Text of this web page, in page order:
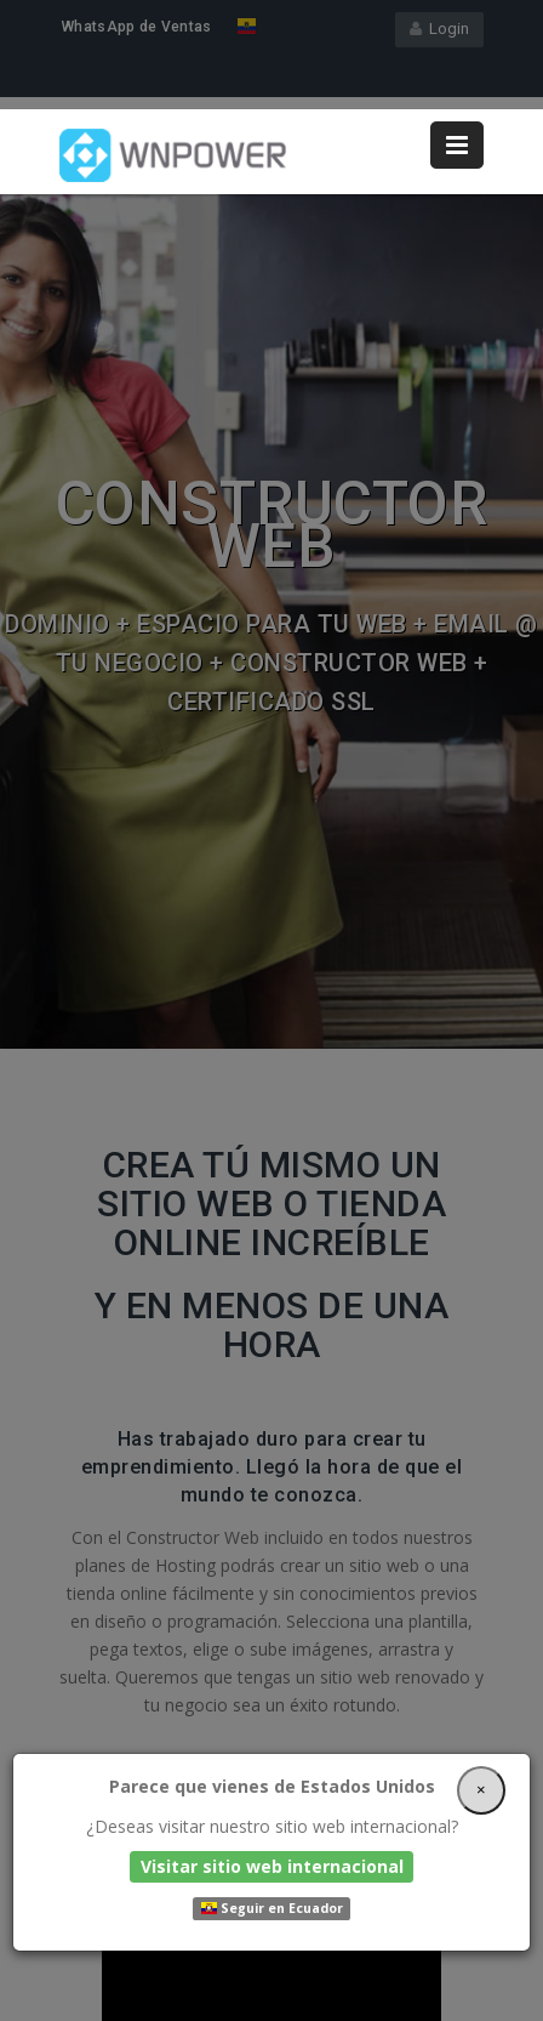
Login
WhatsApp de Ventas
CONSTRUCTOR
WEB
DOMINIO + ESPACIO PARA TU WEB + EMAIL @
TU NEGOCIO + CONSTRUCTOR WEB +
CERTIFICADO SSL
CREA TÚ MISMO UN
SITIO WEB O TIENDA
ONLINE INCREÍBLE
Y EN MENOS DE UNA
HORA
Has trabajado duro para crear tu
emprendimiento. Llegó la hora de que el
mundo te conozca.
Con el Constructor Web incluido en todos nuestros
planes de Hosting podrás crear un sitio web o una
tienda online fácilmente y sin conocimientos previos
en diseño o programación. Selecciona una plantilla,
pega textos, elige o sube imágenes, arrastra y
suelta. Queremos que tengas un sitio web renovado y
tu negocio sea un éxito rotundo.
CREAR UN SITIO WEB ES MÁS
FÁCIL QUE NUNCA
Parece que vienes de Estados Unidos
¿Deseas visitar nuestro sitio web internacional?
Visitar sitio web internacional
Seguir en Ecuador
×